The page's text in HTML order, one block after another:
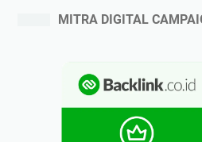
MITRA DIGITAL